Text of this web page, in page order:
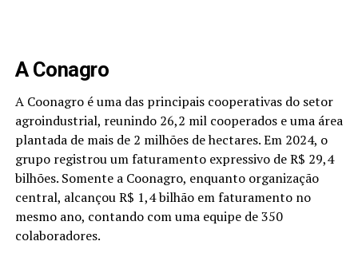
A Conagro
A Coonagro é uma das principais cooperativas do setor
agroindustrial, reunindo 26,2 mil cooperados e uma área
plantada de mais de 2 milhões de hectares. Em 2024, o
grupo registrou um faturamento expressivo de R$ 29,4
bilhões. Somente a Coonagro, enquanto organização
central, alcançou R$ 1,4 bilhão em faturamento no
mesmo ano, contando com uma equipe de 350
colaboradores.